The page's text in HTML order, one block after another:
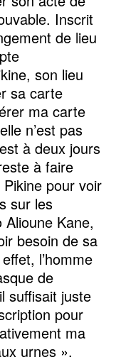
Inscrit
de lieu
son lieu
sa carte
ma carte
n’est pas
à deux jours
à faire
Pikine pour voir
sur les
Kane,
besoin de sa
l’homme
de
suffisait juste
pour
ma
urnes ».